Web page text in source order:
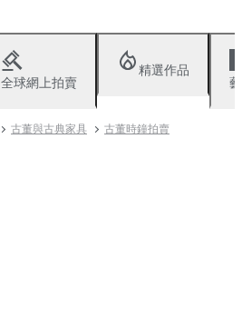
全球網上拍賣
精選作品
古董與古典家具 古董時鐘拍賣